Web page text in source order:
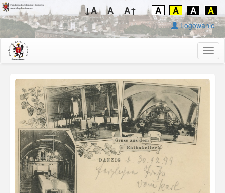
↓A A A↑ A A A A
Logowanie